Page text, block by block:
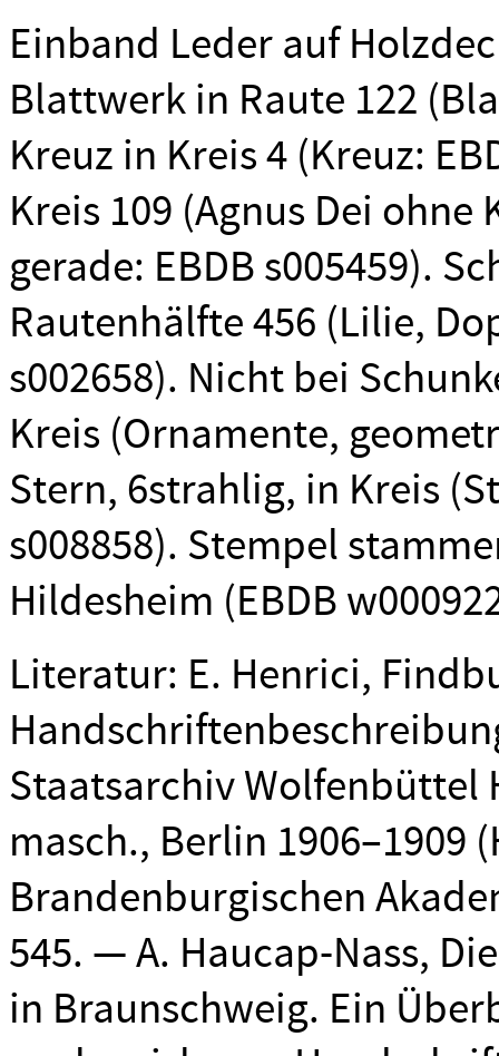
Einband Leder auf
Blattwerk in Raute 122
Kreuz in Kreis 4 (Kreuz:
Kreis 109 (Agnus Dei
gerade: EBDB s005459).
Rautenhälfte 456 (Lilie,
s002658). Nicht bei
Kreis (Ornamente,
Stern, 6strahlig, in Kreis
s008858). Stempel
Hildesheim (EBDB
Literatur: E. Henrici,
Staatsarchiv Wolfenbüttel
masch., Berlin
Brandenburgischen
545. — A. Haucap-Nass,
in Braunschweig. Ein